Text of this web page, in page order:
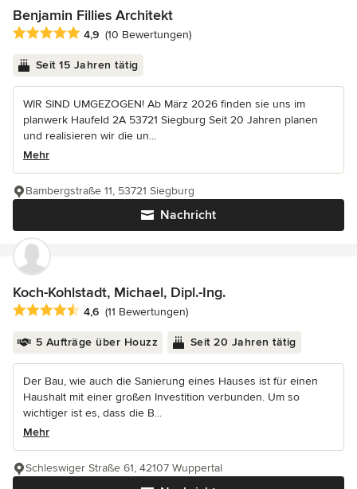
Benjamin Fillies Architekt
Durchschnittliche Bewertung: 4.9 von 5 Sternen
4,9 (10 Bewertungen)
Seit 15 Jahren tätig
WIR SIND UMGEZOGEN! Ab März 2026 finden sie uns im
planwerk Haufeld 2A 53721 Siegburg Seit 20 Jahren planen
und realisieren wir die un...
Mehr
Nachricht
Bambergstraße 11, 53721 Siegburg
Koch-Kohlstadt, Michael, Dipl.-Ing.
Durchschnittliche Bewertung: 4.6 von 5 Sternen
4,6 (11 Bewertungen)
5 Aufträge über Houzz Seit 20 Jahren tätig
Der Bau, wie auch die Sanierung eines Hauses ist für einen
Haushalt mit einer großen Investition verbunden. Um so
wichtiger ist es, dass die B...
Mehr
Schleswiger Straße 61, 42107 Wuppertal